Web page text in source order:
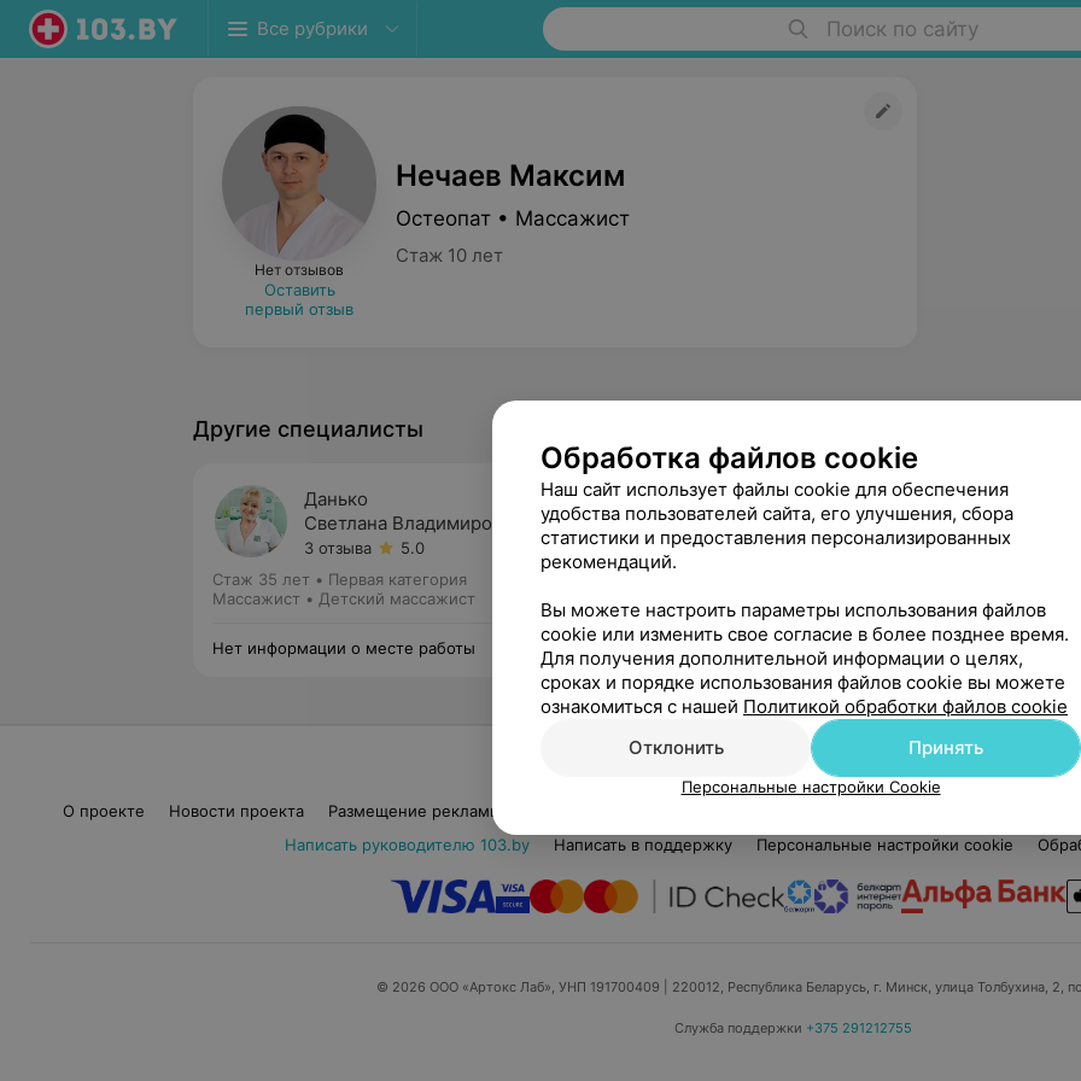
Все рубрики Поиск по сайту
Нет отзывов
Оставить
первый отзыв
Нечаев Максим
Остеопат • Массажист
Стаж 10 лет
Другие специалисты
Данько
Светлана Владимировна
3 отзыва
5.0
Стаж 35 лет • Первая категория
Массажист • Детский массажист
Нет информации о месте работы
Шилин
Дмитрий Викторович
Нет отзывов
Нет информации о месте работы
О проекте Новости проекта Размещение рекламы
Написать руководителю 103.by
Написать в поддержку Персональные настройки cookie
© 2026 ООО «Артокс Лаб», УНП 191700409 | 220012, Республика Беларусь, г. Минск, улица Толбухина, 2,
Служба поддержки +375 291212755
Обработка файлов cookie
Наш сайт использует файлы cookie для обеспечения
удобства пользователей сайта, его улучшения, сбора
статистики и предоставления персонализированных
рекомендаций.
Вы можете настроить параметры использования файлов
cookie или изменить свое согласие в более позднее время.
Для получения дополнительной информации о целях,
сроках и порядке использования файлов cookie вы можете
ознакомиться с нашей Политикой обработки файлов cookie
Отклонить
Принять
Персональные настройки Cookie